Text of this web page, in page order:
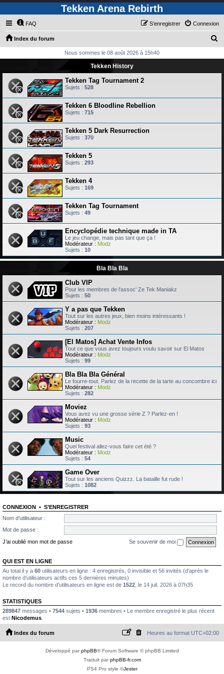
Tekken Arena Rebirth
FAQ Connexion
S’enregistrer
Index du forum
h
r
h
Nous sommes le 08 août 2026 à 15h40
Tekken History
Tekken Tag Tournament 2
Sujets : 528
Tekken 6 Bloodline Rebellion
Sujets : 715
Tekken 5 Dark Resurrection
Sujets : 370
Tekken 5
Sujets : 293
Tekken 4
Sujets : 169
Tekken Tag Tournament
Sujets : 49
Encyclopédie technique made in TA
Le jeu change, mais pas tant que ça !
Modérateur : Modz
Sujets : 10
Bla Bla Bla
Club VIP
Pour les membres de l'assoc' Ze Tek Maniakz
Sujets : 50
Y a pas que Tekken
Tout sur les autres jeux, bien moins intéressants !
Modérateur : Modz
Sujets : 207
[El Matos] Achat Vente Infos
Tout ce que vous avez toujours voulu savoir sur El Matos
Modérateur : Modz
Sujets : 99
Bla Bla Bla Général
Le fourre-tout. Parlez de la recette de la tarte au concombre ici
Modérateur : Modz
Sujets : 282
Moviez
Vous avez vu une grosse série Z ? Parlez-en !
Modérateur : Modz
Sujets : 93
Music
Quel festival allez-vous faire cet été ?
Modérateur : Modz
Sujets : 54
Game Over
Tout sur les anciens Quizzz. La bataille fut rude !
Sujets : 1082
CONNEXION • S’ENREGISTRER
Nom d’utilisateur :
Mot de passe :
J’ai oublié mon mot de passe
Se souvenir de moi
QUI EST EN LIGNE
Au total il y a 60 utilisateurs en ligne : 4 enregistrés, 0 invisible et 56 invités (d’après le
nombre d’utilisateurs actifs ces 5 dernières minutes)
Le record du nombre d’utilisateurs en ligne est de 1522 , le 14 juil. 2026 à 07h35
STATISTIQUES
289847 messages • 7544 sujets • 1936 membres • Le membre enregistré le plus récent
est Nicodemus
Index du forum Heures au format UTC+02:00
Développé parphpBB® Forum Software © phpBB Limited
Traduit parphpBB-fr.com
PS4 Pro style ©Jester